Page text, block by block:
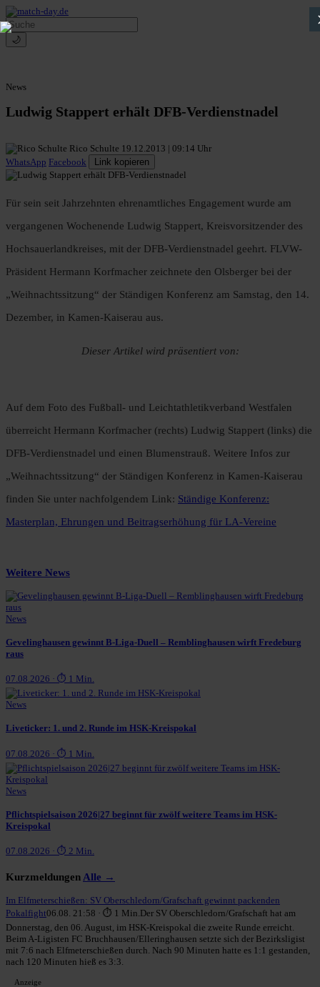
🌙
News
Ludwig Stappert erhält DFB-Verdienstnadel
Rico Schulte 19.12.2013 | 09:14 Uhr
WhatsApp Facebook Link kopieren
Für sein seit Jahrzehnten ehrenamtliches Engagement wurde am
vergangenen Wochenende Ludwig Stappert, Kreisvorsitzender des
Hochsauerlandkreises, mit der DFB-Verdienstnadel geehrt. FLVW-
Präsident Hermann Korfmacher zeichnete den Olsberger bei der
„Weihnachtssitzung“ der Ständigen Konferenz am Samstag, den 14.
Dezember, in Kamen-Kaiserau aus.
Dieser Artikel wird präsentiert von:
Auf dem Foto des Fußball- und Leichtathletikverband Westfalen
überreicht Hermann Korfmacher (rechts) Ludwig Stappert (links) die
DFB-Verdienstnadel und einen Blumenstrauß. Weitere Infos zur
„Weihnachtssitzung“ der Ständigen Konferenz in Kamen-Kaiserau
finden Sie unter nachfolgendem Link: Ständige Konferenz:
Masterplan, Ehrungen und Beitragserhöhung für LA-Vereine
Weitere News
News
Gevelinghausen gewinnt B-Liga-Duell – Remblinghausen wirft Fredeburg
raus
07.08.2026 · ⏱ 1 Min.
News
Liveticker: 1. und 2. Runde im HSK-Kreispokal
07.08.2026 · ⏱ 1 Min.
News
Pflichtspielsaison 2026|27 beginnt für zwölf weitere Teams im HSK-
Kreispokal
07.08.2026 · ⏱ 2 Min.
Kurzmeldungen Alle →
Im Elfmeterschießen: SV Oberschledorn/Grafschaft gewinnt packenden
Pokalfight06.08. 21:58 · ⏱ 1 Min. Der SV Oberschledorn/Grafschaft hat am
Donnerstag, den 06. August, im HSK-Kreispokal die zweite Runde erreicht.
Beim A-Ligisten FC Bruchhausen/Elleringhausen setzte sich der Bezirksligist
mit 7:6 nach Elfmeterschießen durch. Nach 90 Minuten hatte es 1:1 gestanden,
nach 120 Minuten hieß es 3:3.
Anzeige